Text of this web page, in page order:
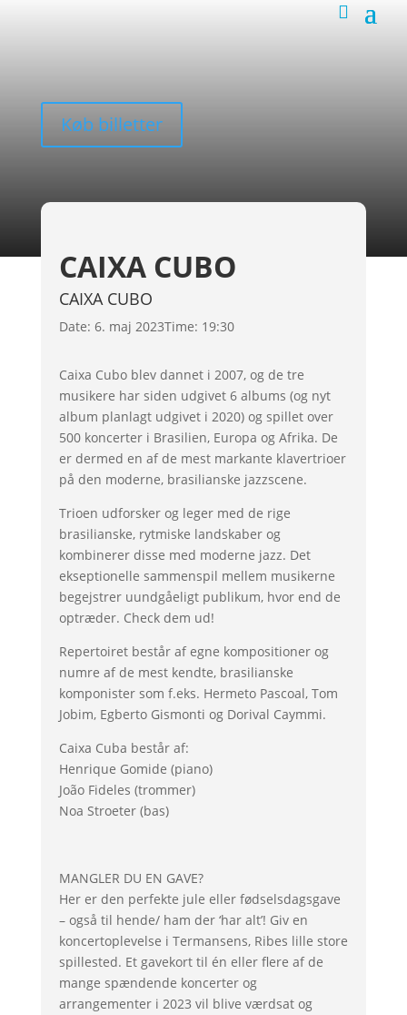
Køb billetter
CAIXA CUBO
CAIXA CUBO
Date: 6. maj 2023Time: 19:30
Caixa Cubo blev dannet i 2007, og de tre
musikere har siden udgivet 6 albums (og nyt
album planlagt udgivet i 2020) og spillet over
500 koncerter i Brasilien, Europa og Afrika. De
er dermed en af de mest markante klavertrioer
på den moderne, brasilianske jazzscene.
Trioen udforsker og leger med de rige
brasilianske, rytmiske landskaber og
kombinerer disse med moderne jazz. Det
ekseptionelle sammenspil mellem musikerne
begejstrer uundgåeligt publikum, hvor end de
optræder. Check dem ud!
Repertoiret består af egne kompositioner og
numre af de mest kendte, brasilianske
komponister som f.eks. Hermeto Pascoal, Tom
Jobim, Egberto Gismonti og Dorival Caymmi.
Caixa Cuba består af:
Henrique Gomide (piano)
João Fideles (trommer)
Noa Stroeter (bas)
MANGLER DU EN GAVE?
Her er den perfekte jule eller fødselsdagsgave
– også til hende/ ham der ‘har alt’! Giv en
koncertoplevelse i Termansens, Ribes lille store
spillested. Et gavekort til én eller flere af de
mange spændende koncerter og
arrangementer i 2023 vil blive værdsat og